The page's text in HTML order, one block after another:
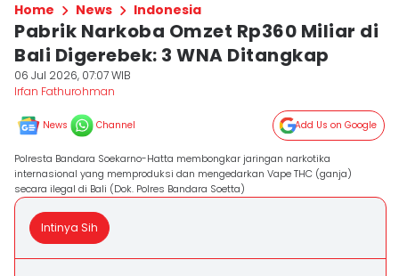
Home News Indonesia
Pabrik Narkoba Omzet Rp360 Miliar di
Bali Digerebek: 3 WNA Ditangkap
06 Jul 2026, 07:07 WIB
Irfan Fathurohman
News Channel Add Us on Google
Polresta Bandara Soekarno-Hatta membongkar jaringan narkotika
internasional yang memproduksi dan mengedarkan Vape THC (ganja)
secara ilegal di Bali (Dok. Polres Bandara Soetta)
Intinya Sih